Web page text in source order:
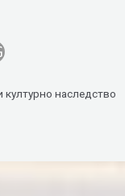
културно наследство